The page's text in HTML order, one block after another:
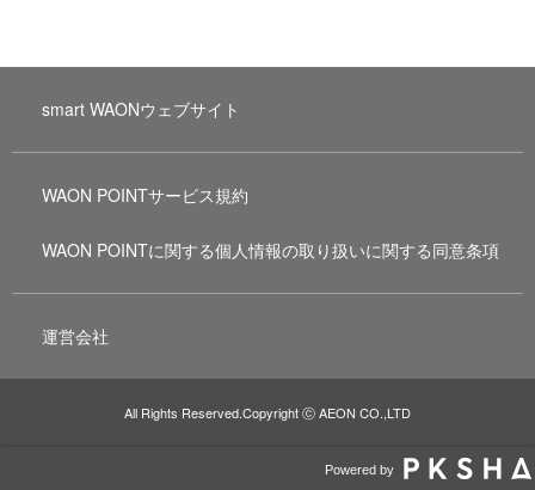
smart WAONウェブサイト
WAON POINTサービス規約
WAON POINTに関する個人情報の取り扱いに関する同意条項
運営会社
All Rights Reserved.Copyright ⓒ AEON CO.,LTD
Powered by